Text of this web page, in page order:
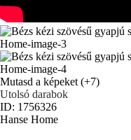
Mutasd a képeket (+7)
Utolsó darabok
ID: 1756326
Hanse Home